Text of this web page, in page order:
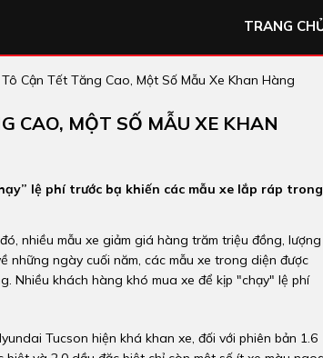
TRANG
Cận Tết Tăng Cao, Một Số Mẫu Xe Khan Hàng
CAO, MỘT SỐ MẪU XE KHAN
lệ phí trước bạ khiến các mẫu xe lắp ráp trong
nhiều mẫu xe giảm giá hàng trăm triệu đồng, lượng
những ngày cuối năm, các mẫu xe trong diện được
Nhiều khách hàng khó mua xe để kịp "chạy" lệ phí
Tucson hiện khá khan xe, đối với phiên bản 1.6